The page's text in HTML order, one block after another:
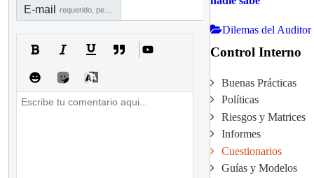
E-mail
Dilemas del Auditor
Control Interno
Buenas Prácticas
Políticas
Riesgos y Matrices
Informes
Cuestionarios
Guías y Modelos